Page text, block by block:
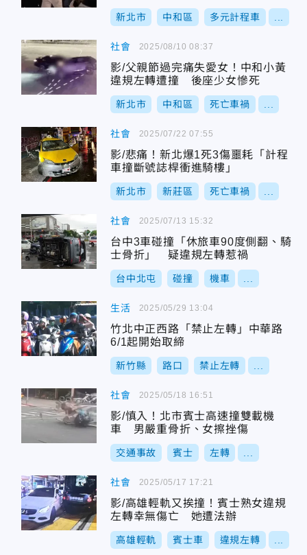
新北市 中和區 多元計程車
社會
影/父親節過完痛失愛女！中和小黃
違規左轉遭撞 後座少女慘死
新北市 中和區 死亡車禍
2025/08/10 08:37
社會
影/悲痛！新北爆1死3傷噩耗「計程
車撞斷號誌桿衝進騎樓」
新北市 新莊區 死亡車禍
2025/07/22 07:55
社會
台中3車碰撞「休旅車90度側翻、騎
士骨折」 疑違規左轉惹禍
台中北屯 碰撞 機車
2025/07/13 15:32
生活
竹北中正西路「禁止左轉」中華路
6/1起開始取締
新竹縣 路口 禁止左轉
2025/05/29 13:04
社會
影/慎入！北市賓士高速撞雙載機
車 男嚴重骨折、女擦挫傷
交通事故 賓士 左轉
2025/05/18 16:51
社會
影/高雄輕軌又挨撞！賓士熟女違規
左轉幸無傷亡 她遭法辦
高雄輕軌 賓士車 違規左轉
2025/05/17 17:21